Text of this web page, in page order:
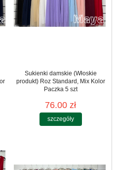
Sukienki damskie (Włoskie
produkt) Roz Standard, Mix Kolor
Paczka 5 szt
76.00 zł
szczegóły